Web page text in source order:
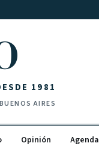
1981
AIRES
Opinión Agenda